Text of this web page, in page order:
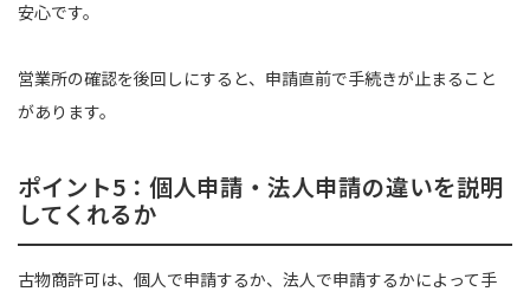
安心です。
営業所の確認を後回しにすると、申請直前で手続きが止まること
があります。
ポイント5：個人申請・法人申請の違いを説明
してくれるか
古物商許可は、個人で申請するか、法人で申請するかによって手